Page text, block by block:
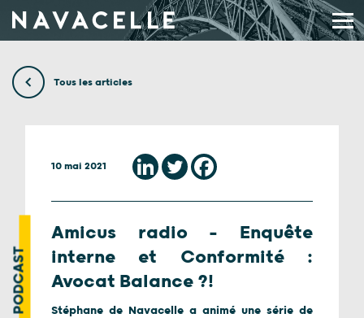
Tous les articles
PODCAST
10 mai 2021
Amicus radio – Enquête
interne et Conformité :
Avocat Balance ?!
Stéphane de Navacelle a animé une série de